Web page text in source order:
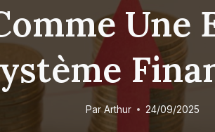
Par Arthur 24/09/2025